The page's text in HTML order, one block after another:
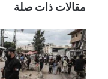
مقالات ذات صلة